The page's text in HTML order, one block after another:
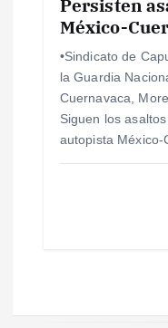
Persisten
México-
•Sindicato de
la Guardia
Cuernavaca,
Siguen los
autopista México-